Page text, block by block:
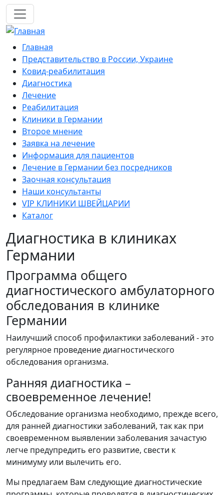
Перейти к основному содержанию
Mobile navigation
Главная
Представительство в России, Украине
Ковид-реабилитация
Диагностика
Лечение
Реабилитация
Клиники в Германии
Второе мнение
Заявка на лечение
Информация для пациентов
Лечение в Германии без посредников
Заочная консультация
Наши консультанты
VIP КЛИНИКИ ШВЕЙЦАРИИ
Каталог
Диагностика в клиниках
Германии
Программа общего
диагностического амбулаторного
обследования в клинике
Германии
Наилучший способ профилактики заболеваний - это
регулярное проведение диагностического
обследования организма.
Ранняя диагностика –
своевременное лечение!
Обследование организма необходимо, прежде всего,
для ранней диагностики заболеваний, так как при
своевременном выявлении заболевания зачастую
легче предупредить его развитие, свести к
минимуму или вылечить его.
Мы предлагаем Вам следующие диагностические